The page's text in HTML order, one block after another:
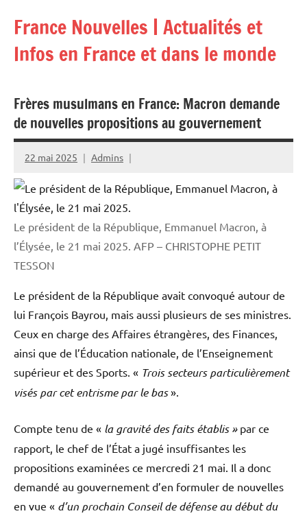
contenu
France Nouvelles | Actualités et
Infos en France et dans le monde
Frères musulmans en France: Macron demande
de nouvelles propositions au gouvernement
22 mai 2025 Admins
Le président de la République, Emmanuel Macron, à
l’Élysée, le 21 mai 2025. AFP – CHRISTOPHE PETIT
TESSON
Le président de la République avait convoqué autour de
lui François Bayrou, mais aussi plusieurs de ses ministres.
Ceux en charge des Affaires étrangères, des Finances,
ainsi que de l’Éducation nationale, de l’Enseignement
supérieur et des Sports. « Trois secteurs particulièrement
visés par cet entrisme par le bas».
Compte tenu de « la gravité des faits établis » par ce
rapport, le chef de l’État a jugé insuffisantes les
propositions examinées ce mercredi 21 mai. Il a donc
demandé au gouvernement d’en formuler de nouvelles
en vue « d’un prochain Conseil de défense au début du